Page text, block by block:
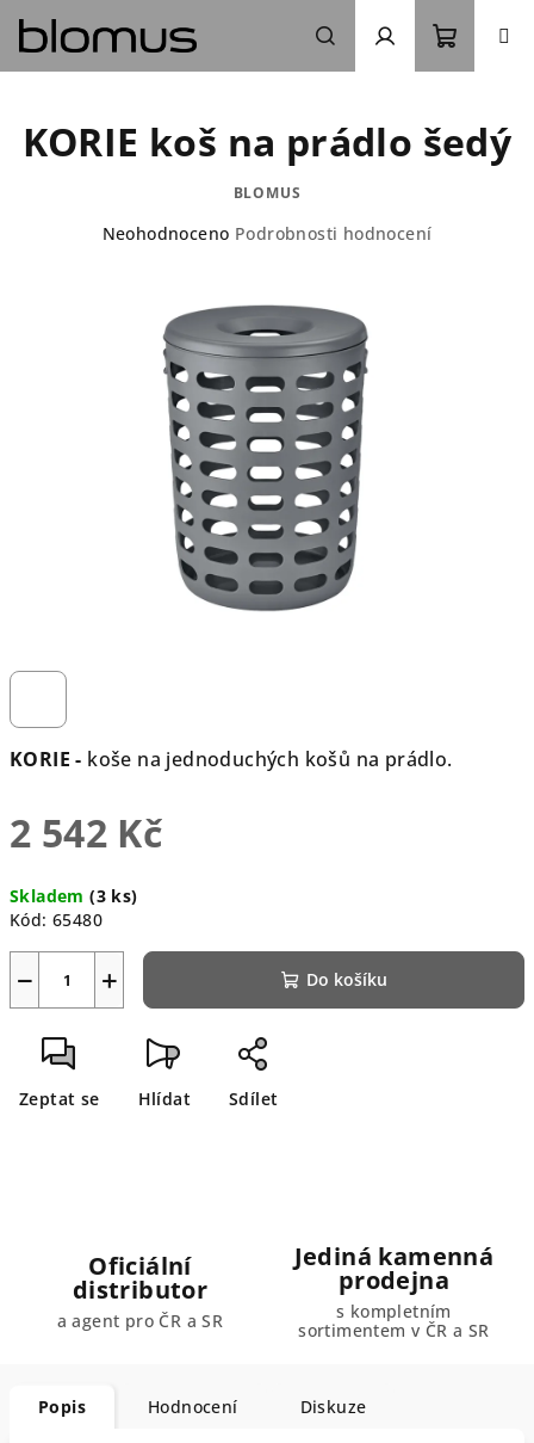
obsah
Hledat Přihlášení
košík
KORIE - koše na jednoduchých košů na prádlo.
2 542 Kč
cena:
Skladem(3 ks)
Kód: 65480
+
− Do košíku
Zeptat se Hlídat Sdílet
KORIE koš na prádlo šedý
BLOMUS
Průměrné
hvězdiček.
Neohodnoceno Podrobnosti hodnocení
Oficiální
distributor
a agent pro ČR a SR
Jediná kamenná
prodejna
s kompletním
sortimentem v ČR a SR
Popis Hodnocení Diskuze